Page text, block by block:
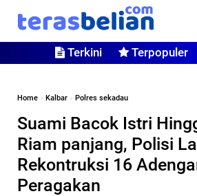
Terkini Terpopuler
Home » Kalbar » Polres sekadau
Suami Bacok Istri
Riam panjang, Polisi
Rekontruksi 16
Peragakan